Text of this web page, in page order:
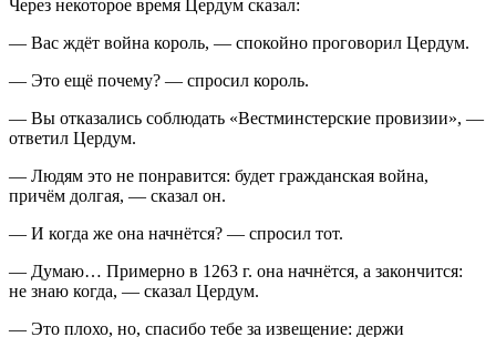
Через некоторое время Цердум сказал:
— Вас ждёт война король, — спокойно проговорил Цердум.
— Это ещё почему? — спросил король.
— Вы отказались соблюдать «Вестминстерские провизии», —
ответил Цердум.
— Людям это не понравится: будет гражданская война,
причём долгая, — сказал он.
— И когда же она начнётся? — спросил тот.
— Думаю… Примерно в 1263 г. она начнётся, а закончится:
не знаю когда, — сказал Цердум.
— Это плохо, но, спасибо тебе за извещение: держи